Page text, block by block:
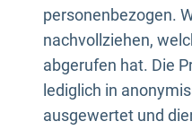
personenbezogen.
nachvollziehen,
abgerufen hat. Die
lediglich in
ausgewertet und